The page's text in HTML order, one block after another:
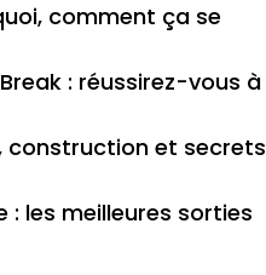
comment ça se
: réussirez-vous à
construction et secrets
: les meilleures sorties